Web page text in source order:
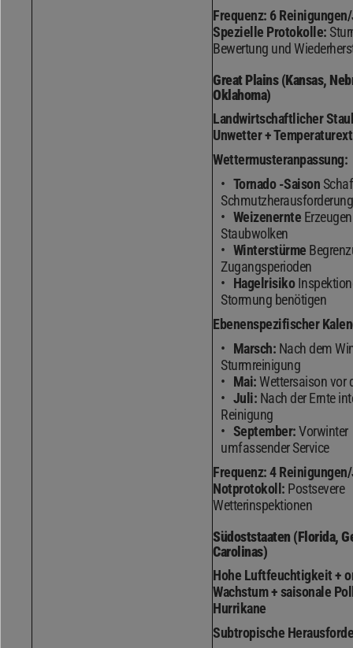
Frequenz: 6
Spezielle Protokolle:
Bewertung und
Great Plains (Kansas,
Oklahoma)
Landwirtschaftlicher
Unwetter +
Wettermusteranpassung:
Tornado -Saison
Weizenernte
Staubwolken
Winterstürme
Zugangsperioden
Hagelrisiko
Stormung benötigen
Ebenenspezifischer
Marsch: Nach dem
Sturmreinigung
Mai:Wettersaison vor
Juli: Nach der Ernte
Reinigung
September:Vorwinter
umfassender Service
Frequenz:4
Notprotokoll: Postsevere
Wetterinspektionen
Südoststaaten (Florida,
Carolinas)
Hohe Luftfeuchtigkeit +
Wachstum + saisonale
Hurrikane
Subtropische